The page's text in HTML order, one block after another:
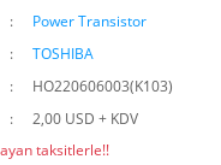
Power Transistor
TOSHIBA
HO220606003(K103)
2,00 USD + KDV
taksitlerle!!